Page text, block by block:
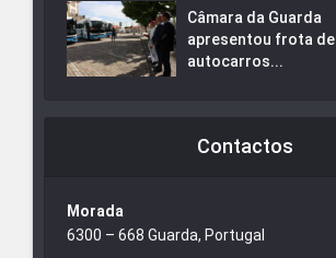
Câmara da Guarda
apresentou frota de
autocarros...
Contactos
Morada
6300 – 668 Guarda, Portugal